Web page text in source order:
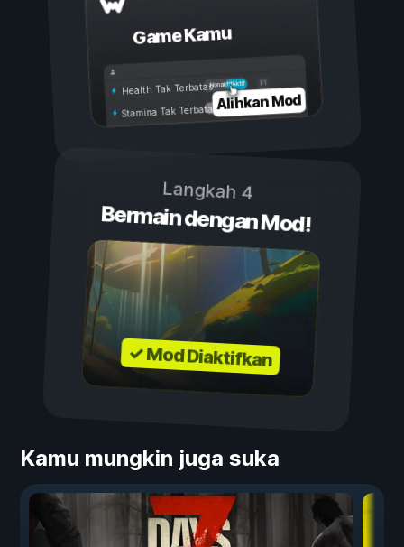
Game Kamu
Aktif
Nonaktif
Health Tak Terbatas
Stamina Tak TerbatasAlihkan Mod
Langkah 4
Bermain dengan Mod!
✓ Mod Diaktifkan
Kamu mungkin juga suka